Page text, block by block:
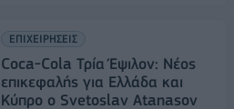
ΕΠΙΧΕΙΡΗΣΕΙΣ
Coca-Cola Τρία Έψιλον: Νέος
επικεφαλής για Ελλάδα και
Κύπρο ο Svetoslav Atanasov